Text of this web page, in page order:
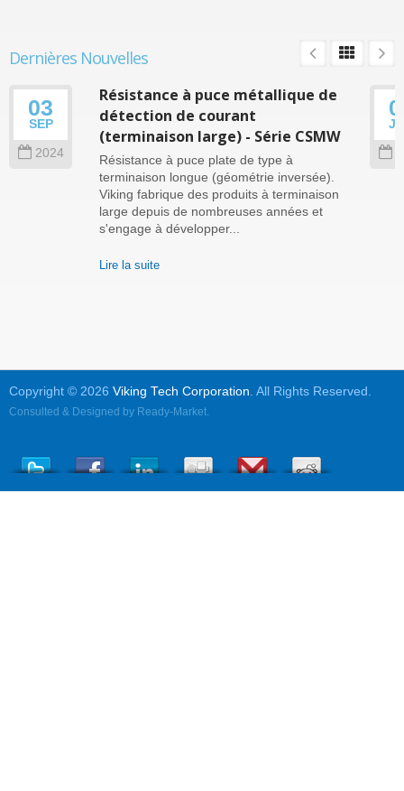
Dernières Nouvelles
03
SEP
2024
Résistance à puce métallique de
détection de courant
(terminaison large) - Série CSMW
Résistance à puce plate de type à
terminaison longue (géométrie inversée).
Viking fabrique des produits à terminaison
large depuis de nombreuses années et
s'engage à développer...
Lire la suite
Copyright © 2026 Viking Tech Corporation . All Rights Reserved.
Consulted & Designed by Ready-Market